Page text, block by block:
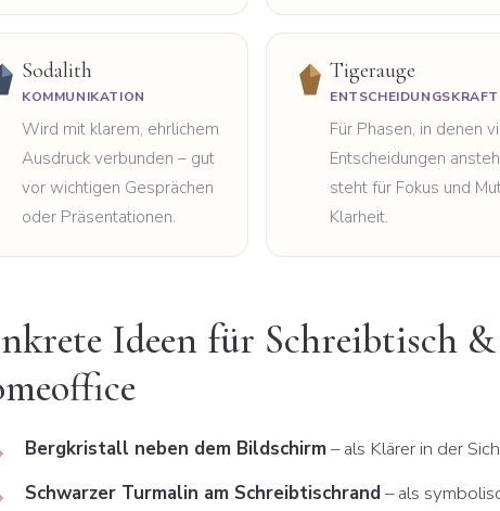
Sodalith
KOMMUNIKATION
Wird mit klarem, ehrlichem
Ausdruck verbunden – gut
vor wichtigen Gesprächen
oder Präsentationen.
Tigerauge
ENTSCHEIDUNGSKRAFT
Für Phasen, in denen
Entscheidungen
steht für Fokus und
Klarheit.
Ideen für Schreibtisch &
Bergkristall neben dem Bildschirm– als Klärer in der
Schwarzer Turmalin am Schreibtischrand– als